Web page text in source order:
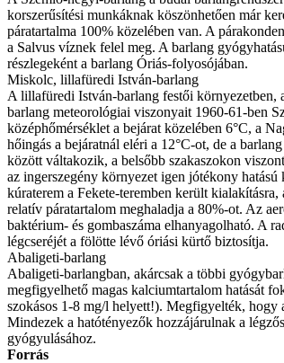
korszerűsítési munkáknak köszönhetően már
páratartalma 100% közelében van. A
a Salvus víznek felel meg. A barlang
részlegeként a barlang Óriás-folyosójában.
Miskolc, lillafüredi István-barlang
A lillafüredi István-barlang festői környezetben,
barlang meteorológiai viszonyait 1960-61-ben
középhőmérséklet a bejárat közelében 6°C, a
hőingás a bejáratnál eléri a 12°C-ot, de a
között váltakozik, a belsőbb szakaszokon
az ingerszegény környezet igen jótékony
kúraterem a Fekete-teremben került
relatív páratartalom meghaladja a 80%-ot. Az
baktérium- és gombaszáma elhanyagolható. A
légcseréjét a fölötte lévő óriási kürtő biztosítja.
Abaligeti-barlang
Abaligeti-barlangban, akárcsak a többi
megfigyelhető magas kalciumtartalom hatását
szokásos 1-8 mg/l helyett!). Megfigyelték, hogy
Mindezek a hatótényezők hozzájárulnak a
gyógyulásához.
Forrás